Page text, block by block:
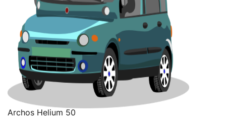
Archos Helium 50